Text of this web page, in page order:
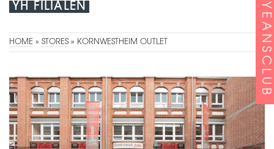
YH FILIALEN
HOME » STORES » KORNWESTHEIM OUTLET YEANSCLUB